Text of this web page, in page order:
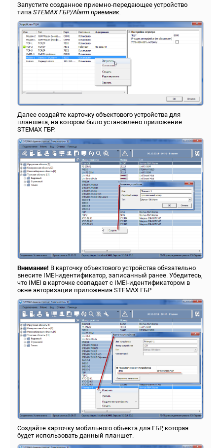
Запустите созданное приемно-передающее устройство
типа STEMAX ГБР/Alarm приемник.
Далее создайте карточку объектового устройства для
планшета, на котором было установлено приложение
STEMAX ГБР.
Внимание! В карточку объектового устройства обязательно
внесите IMEI-идентификатор, записанный ранее. Убедитесь,
что IMEI в карточке совпадает с IMEI-идентификатором в
окне авторизации приложения STEMAX ГБР.
Создайте карточку мобильного объекта для ГБР, которая
будет использовать данный планшет.